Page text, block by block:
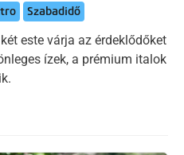
Szabadidő
este várja az érdeklődőket
ízek, a prémium italok